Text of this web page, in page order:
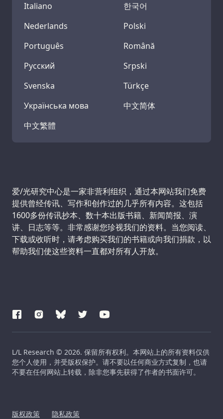
Italiano
한국어
Nederlands
Polski
Português
Română
Русский
Srpski
Svenska
Türkçe
Українська мова
中文简体
中文繁體
Support us:
爱/光研究中心是一家非营利组织，通过本网站我们免费
提供曾经传讯、写作和创作过的几乎所有内容。这包括
1600多份传讯抄本、数十本出版书籍、新闻简报、演
讲、日志等等。非常感谢您珍视我们的资料。当您阅读、
下载或收听时，请考虑购买我们的书籍或向我们捐款，以
帮助我们使这些资料一直都对所有人开放。
L/L Research © 2026. 保留所有权利。本网站上的所有资料仅供
您个人使用，并受版权保护。请不要以任何商业方式复制，也请
不要在任何网站上转载，除非您事先获得了作者的书面许可。
版权政策 隐私政策